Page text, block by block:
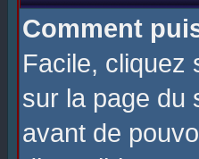
Comment
Facile, cliquez
sur la page du
avant de